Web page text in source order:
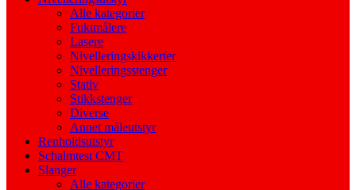
Alle kategorier
Fuktmålere
Lasere
Nivelleringskikkerter
Nivelleringsstenger
Stativ
Stikkstenger
Diverse
Annet måleutstyr
Renholdsutstyr
Schalmtest CMT
Slanger
Alle kategorier